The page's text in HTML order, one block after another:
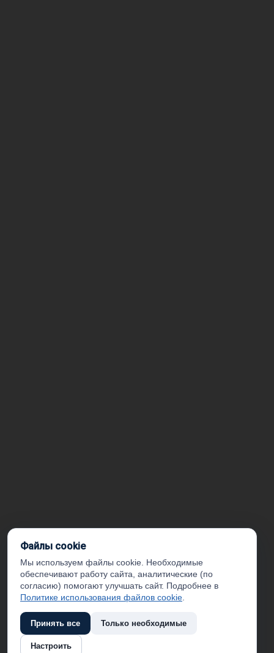
Файлы cookie
Мы используем файлы cookie. Необходимые
обеспечивают работу сайта, аналитические (по
согласию) помогают улучшать сайт. Подробнее в
Политике использования файлов cookie
Принять все Только необходимые
Настроить